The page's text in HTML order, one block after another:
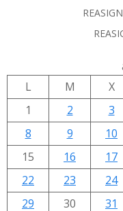
L
M X
1
2 3
8
9 10
15
16 17
22
23 24
29
30 31